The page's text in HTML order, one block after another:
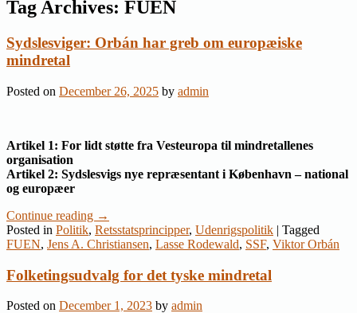
Tag Archives: FUEN
Sydslesviger: Orbán har greb om europæiske
mindretal
Posted on December 26, 2025 by admin
Artikel 1: For lidt støtte fra Vesteuropa til mindretallenes
organisation
Artikel 2: Sydslesvigs nye repræsentant i København – national
og europæer
Continue reading →
Posted in Politik, Retsstatsprincipper, Udenrigspolitik | Tagged
FUEN, Jens A. Christiansen, Lasse Rodewald, SSF, Viktor Orbán
Folketingsudvalg for det tyske mindretal
Posted on December 1, 2023 by admin